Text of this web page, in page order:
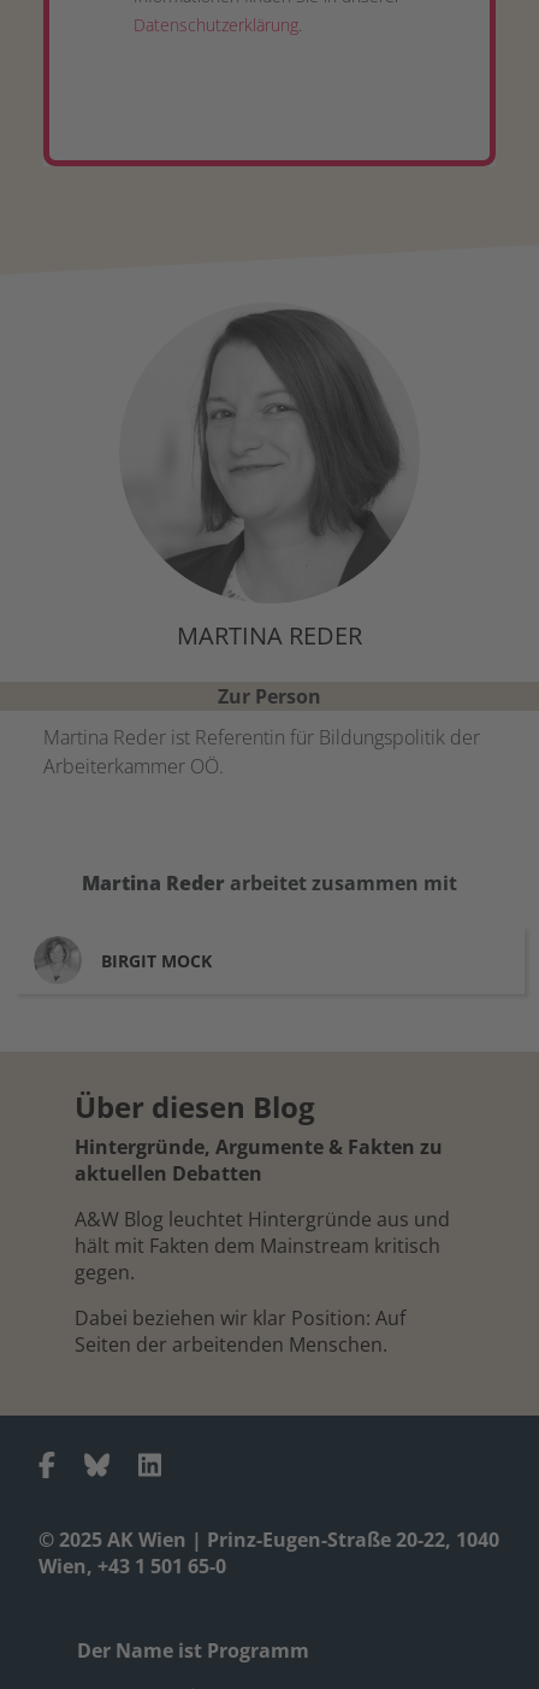
Datenschutzerklärung.
MARTINA REDER
Zur Person
Martina Reder ist Referentin für Bildungspolitik der
Arbeiterkammer OÖ.
Martina Reder arbeitet zusammen mit
BIRGIT MOCK
© 2025 AK Wien | Prinz-Eugen-Straße 20-22, 1040
Wien, +43 1 501 65-0
Der Name ist Programm
Über diesen Blog
Hintergründe, Argumente & Fakten zu
aktuellen Debatten
A&W Blog leuchtet Hintergründe aus und
hält mit Fakten dem Mainstream kritisch
gegen.
Dabei beziehen wir klar Position: Auf
Seiten der arbeitenden Menschen.